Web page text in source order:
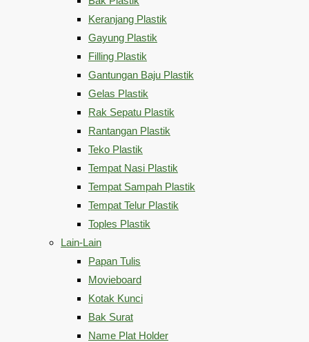
Keranjang Plastik
Gayung Plastik
Filling Plastik
Gantungan Baju Plastik
Gelas Plastik
Rak Sepatu Plastik
Rantangan Plastik
Teko Plastik
Tempat Nasi Plastik
Tempat Sampah Plastik
Tempat Telur Plastik
Toples Plastik
Lain-Lain
Papan Tulis
Movieboard
Kotak Kunci
Bak Surat
Name Plat Holder